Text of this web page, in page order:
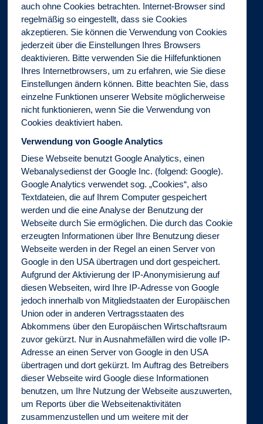
auch ohne Cookies betrachten. Internet-Browser sind
regelmäßig so eingestellt, dass sie Cookies
akzeptieren. Sie können die Verwendung von Cookies
jederzeit über die Einstellungen Ihres Browsers
deaktivieren. Bitte verwenden Sie die Hilfefunktionen
Ihres Internetbrowsers, um zu erfahren, wie Sie diese
Einstellungen ändern können. Bitte beachten Sie, dass
einzelne Funktionen unserer Website möglicherweise
nicht funktionieren, wenn Sie die Verwendung von
Cookies deaktiviert haben.
Verwendung von Google Analytics
Diese Webseite benutzt Google Analytics, einen
Webanalysedienst der Google Inc. (folgend: Google).
Google Analytics verwendet sog. „Cookies“, also
Textdateien, die auf Ihrem Computer gespeichert
werden und die eine Analyse der Benutzung der
Webseite durch Sie ermöglichen. Die durch das Cookie
erzeugten Informationen über Ihre Benutzung dieser
Webseite werden in der Regel an einen Server von
Google in den USA übertragen und dort gespeichert.
Aufgrund der Aktivierung der IP-Anonymisierung auf
diesen Webseiten, wird Ihre IP-Adresse von Google
jedoch innerhalb von Mitgliedstaaten der Europäischen
Union oder in anderen Vertragsstaaten des
Abkommens über den Europäischen Wirtschaftsraum
zuvor gekürzt. Nur in Ausnahmefällen wird die volle IP-
Adresse an einen Server von Google in den USA
übertragen und dort gekürzt. Im Auftrag des Betreibers
dieser Webseite wird Google diese Informationen
benutzen, um Ihre Nutzung der Webseite auszuwerten,
um Reports über die Webseitenaktivitäten
zusammenzustellen und um weitere mit der